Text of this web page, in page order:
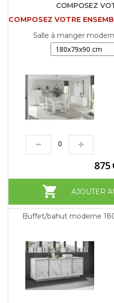
COMPOSEZ
COMPOSEZ VOTRE
Salle à manger
875
AJOUTER
Buffet/bahut moderne